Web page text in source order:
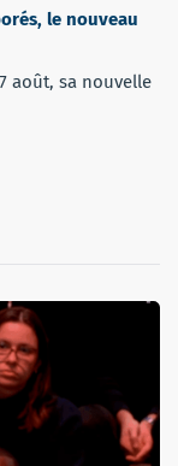
le nouveau
août, sa nouvelle